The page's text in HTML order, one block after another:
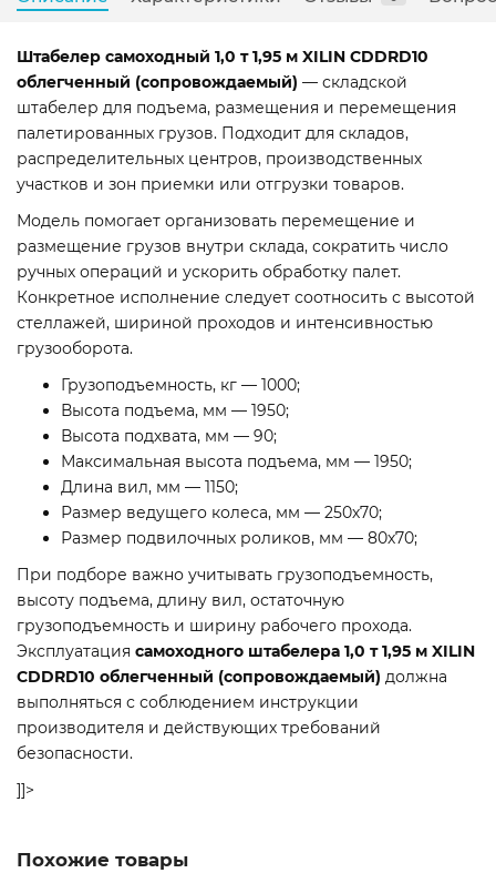
Штабелер самоходный 1,0 т 1,95 м XILIN CDDRD10
облегченный (сопровождаемый) — складской
штабелер для подъема, размещения и перемещения
палетированных грузов. Подходит для складов,
распределительных центров, производственных
участков и зон приемки или отгрузки товаров.
Модель помогает организовать перемещение и
размещение грузов внутри склада, сократить число
ручных операций и ускорить обработку палет.
Конкретное исполнение следует соотносить с высотой
стеллажей, шириной проходов и интенсивностью
грузооборота.
Грузоподъемность, кг — 1000;
Высота подъема, мм — 1950;
Высота подхвата, мм — 90;
Максимальная высота подъема, мм — 1950;
Длина вил, мм — 1150;
Размер ведущего колеса, мм — 250х70;
Размер подвилочных роликов, мм — 80х70;
При подборе важно учитывать грузоподъемность,
высоту подъема, длину вил, остаточную
грузоподъемность и ширину рабочего прохода.
Эксплуатация самоходного штабелера 1,0 т 1,95 м XILIN
CDDRD10 облегченный (сопровождаемый) должна
выполняться с соблюдением инструкции
производителя и действующих требований
безопасности.
]]>
Похожие товары